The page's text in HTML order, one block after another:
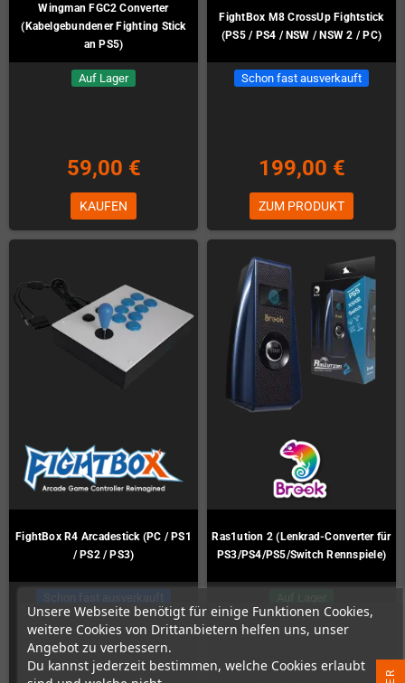
Unsere Webseite benötigt für einige Funktionen Cookies,
weitere Cookies von Drittanbietern helfen uns, unser
Angebot zu verbessern.
Du kannst jederzeit bestimmen, welche Cookies erlaubt
Wingman FGC2 Converter
(Kabelgebundener Fighting Stick
an PS5)
Auf Lager
59,00 €
KAUFEN
FightBox M8 CrossUp Fightstick
(PS5 / PS4 / NSW / NSW 2 / PC)
Schon fast ausverkauft
199,00 €
ZUM PRODUKT
FightBox R4 Arcadestick (PC / PS1
/ PS2 / PS3)
Schon fast ausverkauft
Ras1ution 2 (Lenkrad-Converter für
PS3/PS4/PS5/Switch Rennspiele)